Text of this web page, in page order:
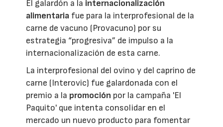
El galardón a la internacionalización
alimentaria fue para la interprofesional de la
carne de vacuno (Provacuno) por su
estrategia “progresiva” de impulso a la
internacionalización de esta carne.
La interprofesional del ovino y del caprino de
carne (Interovic) fue galardonada con el
premio a la promoción por la campaña 'El
Paquito' que intenta consolidar en el
mercado un nuevo producto para fomentar